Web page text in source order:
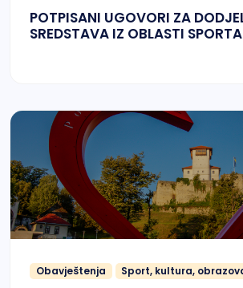
POTPISANI UGOVORI ZA
SREDSTAVA IZ OBLASTI SPORTA
Obavještenja Sport, kultura,